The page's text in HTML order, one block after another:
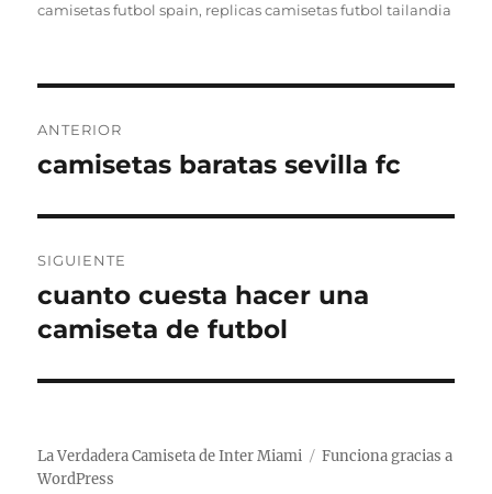
camisetas futbol spain, replicas camisetas futbol tailandia
de
ANTERIOR
Entrada
camisetas baratas sevilla fc
SIGUIENTE
Entrada
siguiente:
cuanto cuesta hacer una
camiseta de futbol
La Verdadera Camiseta de Inter Miami
Funciona gracias a
WordPress